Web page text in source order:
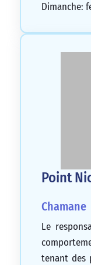
Dimanche:
Point
Chamane
Le
tenant des